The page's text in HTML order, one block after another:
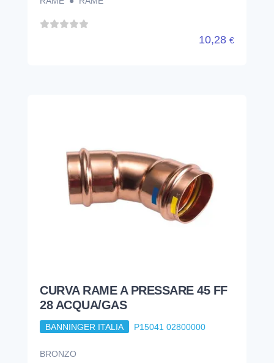
10,28 €
CURVA RAME A PRESSARE 45 FF
28 ACQUA/GAS
BANNINGER ITALIA P15041 02800000
BRONZO